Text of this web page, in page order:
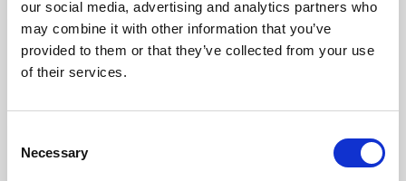
our social media, advertising and analytics partners who
may combine it with other information that you’ve
provided to them or that they’ve collected from your use
of their services.
Selection
Necessary
Jomfrumelk
Menstruasjon på fast dato uten